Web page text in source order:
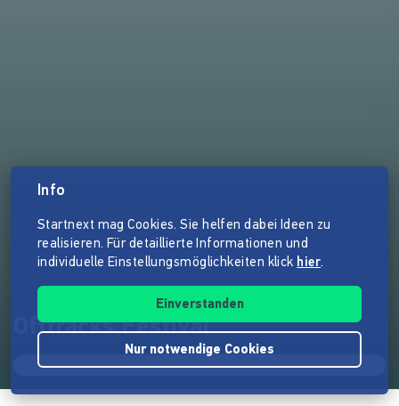
Offtracks Festival
Info
Startnext mag Cookies. Sie helfen dabei Ideen zu
realisieren. Für detaillierte Informationen und
individuelle Einstellungsmöglichkeiten klick hier.
Einverstanden
Nur notwendige Cookies